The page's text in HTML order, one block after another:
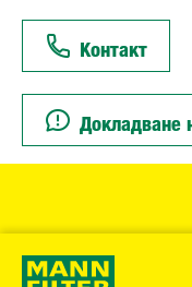
Контакт
Докладване